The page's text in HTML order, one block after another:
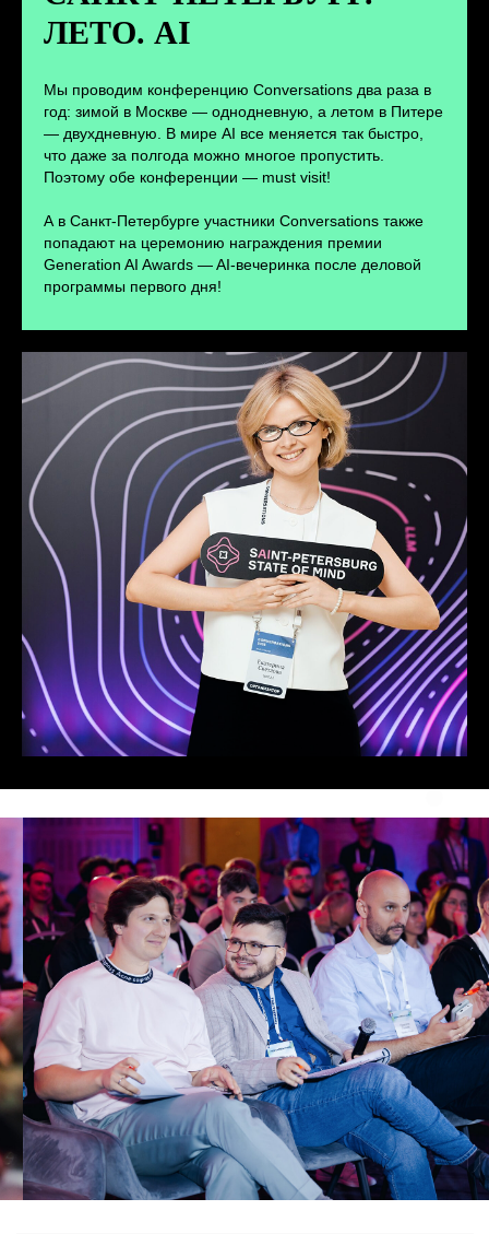
ЛЕТО. AI
Мы проводим конференцию Conversations два раза в
год: зимой в Москве — однодневную, а летом в Питере
— двухдневную. В мире AI все меняется так быстро,
что даже за полгода можно многое пропустить.
Поэтому обе конференции — must visit!
А в Санкт-Петербурге участники Conversations также
попадают на церемонию награждения премии
Generation AI Awards — AI-вечеринка после деловой
программы первого дня!